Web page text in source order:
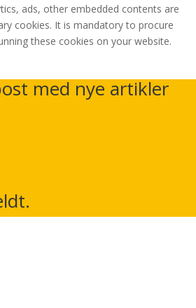
ads, other embedded contents are
cookies. It is mandatory to procure
these cookies on your website.
med nye artikler